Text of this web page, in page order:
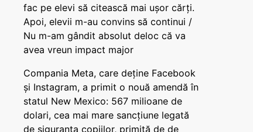
fac pe elevi să citească mai ușor cărți.
Apoi, elevii m-au convins să continui /
Nu m-am gândit absolut deloc că va
avea vreun impact major
Compania Meta, care deține Facebook
și Instagram, a primit o nouă amendă în
statul New Mexico: 567 milioane de
dolari, cea mai mare sancțiune legată
de siguranța copiilor, primită de de